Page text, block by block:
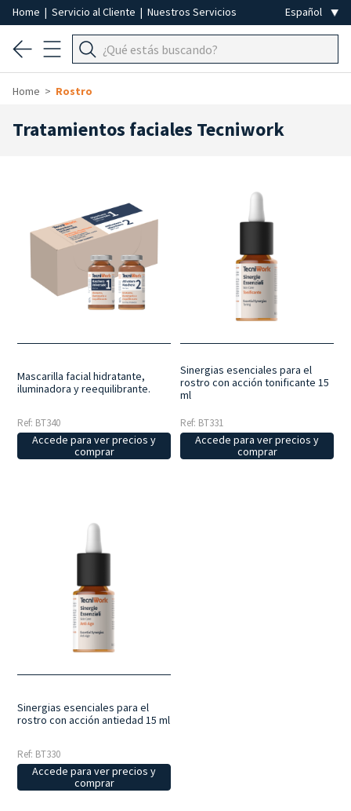
Home | Servicio al Cliente | Nuestros Servicios
Home Rostro
Tratamientos faciales Tecniwork
Mascarilla facial hidratante,
iluminadora y reequilibrante.
Ref: BT340
Accede para ver precios y
comprar
Sinergias esenciales para el
rostro con acción tonificante 15
ml
Ref: BT331
Accede para ver precios y
comprar
Sinergias esenciales para el
rostro con acción antiedad 15 ml
Ref: BT330
Accede para ver precios y
comprar